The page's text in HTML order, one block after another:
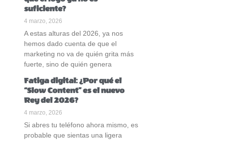
suficiente?
4 marzo, 2026
A estas alturas del 2026, ya nos
hemos dado cuenta de que el
marketing no va de quién grita más
fuerte, sino de quién genera
Fatiga digital: ¿Por qué el
“Slow Content” es el nuevo
Rey del 2026?
4 marzo, 2026
Si abres tu teléfono ahora mismo, es
probable que sientas una ligera